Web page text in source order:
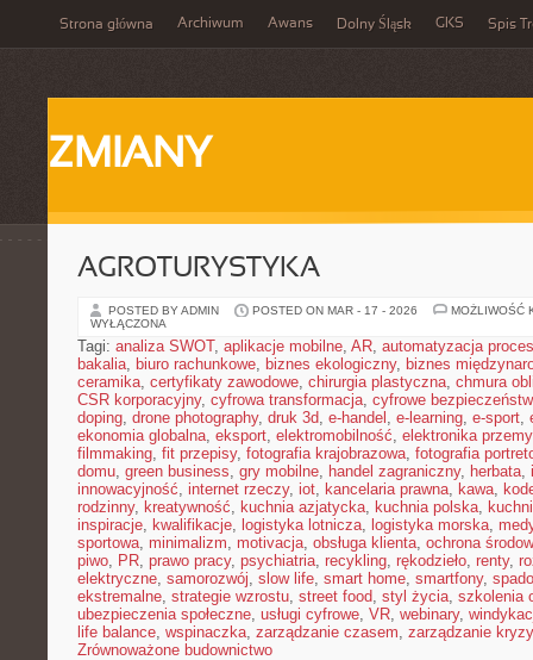
Strona główna Archiwum Awans Dolny Śląsk GKS Spis
ZMIANY
AGROTURYSTYKA
POSTED BY ADMIN POSTED ON MAR - 17 - 2026
MOŻLIWOŚĆ
WYŁĄCZONA
Tagi: analiza SWOT, aplikacje mobilne, AR, automatyzacja
bakalia, biuro rachunkowe, biznes ekologiczny, biznes
ceramika, certyfikaty zawodowe, chirurgia plastyczna, chmura
CSR korporacyjny, cyfrowa transformacja, cyfrowe
doping, drone photography, druk 3d, e-handel , e-learning, e-sport,
ekonomia globalna, eksport, elektromobilność, elektronika
filmmaking, fit przepisy, fotografia krajobrazowa, fotografia
domu, green business, gry mobilne, handel zagraniczny, herbata,
innowacyjność, internet rzeczy, iot, kancelaria prawna, kawa,
rodzinny, kreatywność, kuchnia azjatycka, kuchnia polska,
inspiracje, kwalifikacje, logistyka lotnicza, logistyka morska,
sportowa, minimalizm, motivacja, obsługa klienta, ochrona
piwo, PR, prawo pracy, psychiatria, recykling, rękodzieło, renty,
elektryczne, samorozwój, slow life, smart home, smartfony,
ekstremalne, strategie wzrostu, street food, styl życia, szkolenia
ubezpieczenia społeczne, usługi cyfrowe, VR, webinary,
life balance, wspinaczka, zarządzanie czasem, zarządzanie
Zrównoważone budownictwo